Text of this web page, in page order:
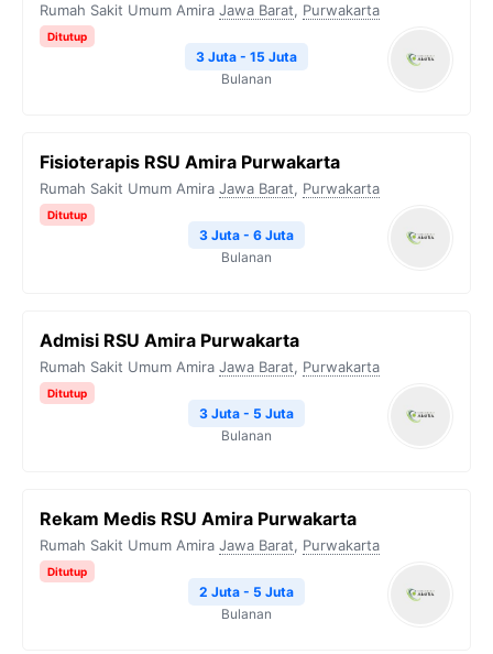
Rumah Sakit Umum Amira Jawa Barat, Purwakarta
Ditutup
3 Juta - 15 Juta
Bulanan
Fisioterapis RSU Amira Purwakarta
Rumah Sakit Umum Amira Jawa Barat, Purwakarta
Ditutup
3 Juta - 6 Juta
Bulanan
Admisi RSU Amira Purwakarta
Rumah Sakit Umum Amira Jawa Barat, Purwakarta
Ditutup
3 Juta - 5 Juta
Bulanan
Rekam Medis RSU Amira Purwakarta
Rumah Sakit Umum Amira Jawa Barat, Purwakarta
Ditutup
2 Juta - 5 Juta
Bulanan